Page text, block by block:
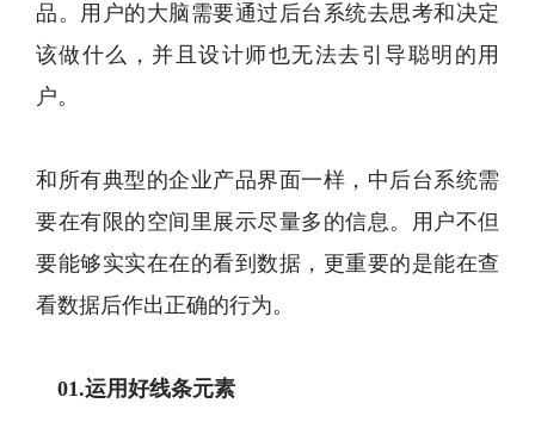
品。用户的大脑需要通过后台系统去思考和决定
该做什么，并且设计师也无法去引导聪明的用
户。
和所有典型的企业产品界面一样，中后台系统需
要在有限的空间里展示尽量多的信息。用户不但
要能够实实在在的看到数据，更重要的是能在查
看数据后作出正确的行为。
01.运用好线条元素